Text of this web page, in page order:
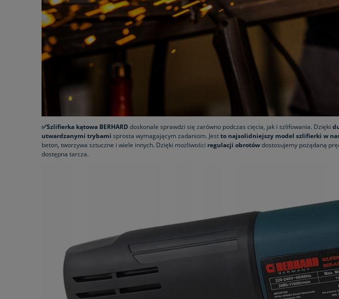
✅Szlifierka kątowa BERHARD doskonale sprawdzi się zarówno podczas cięcia, jak i szlifowania. Dzięki
utwardzanymi trybami sprosta wymagającym zadaniom. Jestto najsolidniejszy model szlifierki w
beton, tworzywa sztuczne i wiele innych. Dzięki możliwości regulacji obrotówdostosujemy pożądaną
dostępna tarcza.